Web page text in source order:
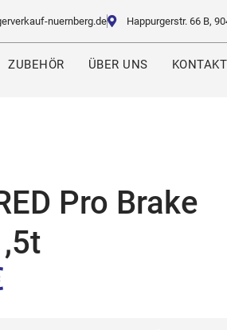
nuernberg.de Happurgerstr. 66 B,
ZUBEHÖR ÜBER UNS KONTAKT
Pro Brake